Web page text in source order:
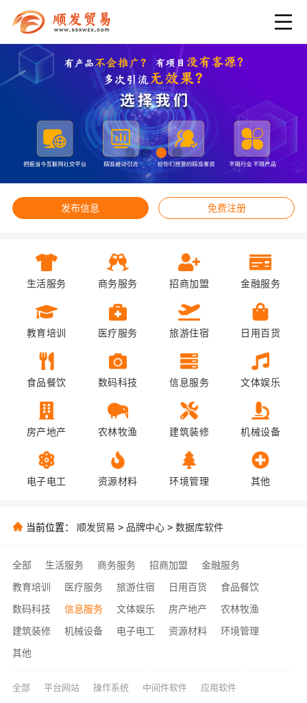
发布信息 免费注册
生活服务 商务服务 招商加盟 金融服务
教育培训 医疗服务 旅游住宿 日用百货
食品餐饮 数码科技 信息服务 文体娱乐
房产地产 农林牧渔 建筑装修 机械设备
电子电工 资源材料 环境管理 其他
当前位置： 顺发贸易 > 品牌中心 > 数据库软件
全部 生活服务 商务服务 招商加盟
金融服务
教育培训
医疗服务 旅游住宿 日用百货
食品餐饮
数码科技
信息服务 文体娱乐 房产地产
农林牧渔
建筑装修
机械设备 电子电工 资源材料
环境管理
其他
全部 平台网站 操作系统 中间件软件 应用软件